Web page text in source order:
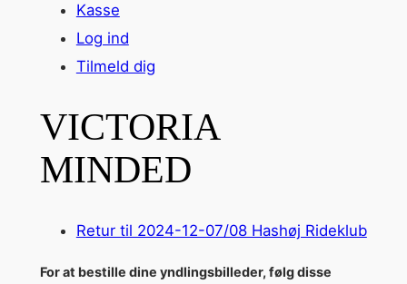
Kasse
Log ind
Tilmeld dig
VICTORIA
MINDED
Retur til 2024-12-07/08 Hashøj Rideklub
For at bestille dine yndlingsbilleder, følg disse